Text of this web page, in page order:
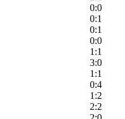
0:0
0:1
0:1
0:0
1:1
3:0
1:1
0:4
1:2
2:2